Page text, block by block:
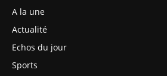
A la une
Actualité
Echos du jour
Sports